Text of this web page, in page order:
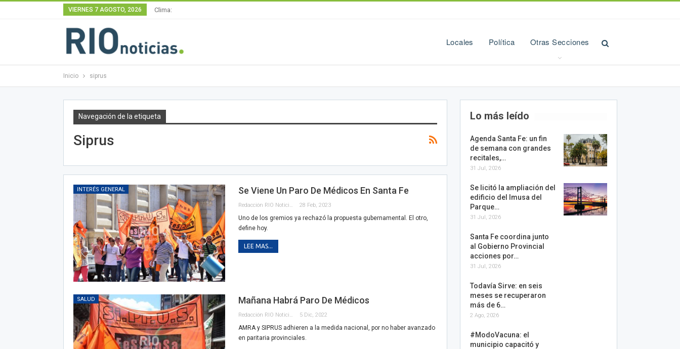
VIERNES 7 AGOSTO, 2026 Clima:
Locales Política Otras Secciones
Inicio siprus
Navegación de la etiqueta
Siprus
INTERÉS GENERAL Se Viene Un Paro De Médicos En Santa Fe
Redacción RIO Noticias 28 Feb, 2023
Uno de los gremios ya rechazó la propuesta gubernamental. El otro,
define hoy.
LEE MAS...
SALUD Mañana Habrá Paro De Médicos
Redacción RIO Noticias 5 Dic, 2022
AMRA y SIPRUS adhieren a la medida nacional, por no haber avanzado
en paritaria provinciales.
Lo más leído
Agenda Santa Fe: un fin
de semana con grandes
recitales,…
31 Jul, 2026
Se licitó la ampliación del
edificio del Imusa del
Parque…
31 Jul, 2026
Santa Fe coordina junto
al Gobierno Provincial
acciones por…
31 Jul, 2026
Todavía Sirve: en seis
meses se recuperaron
más de 6…
2 Ago, 2026
#ModoVacuna: el
municipio capacitó y